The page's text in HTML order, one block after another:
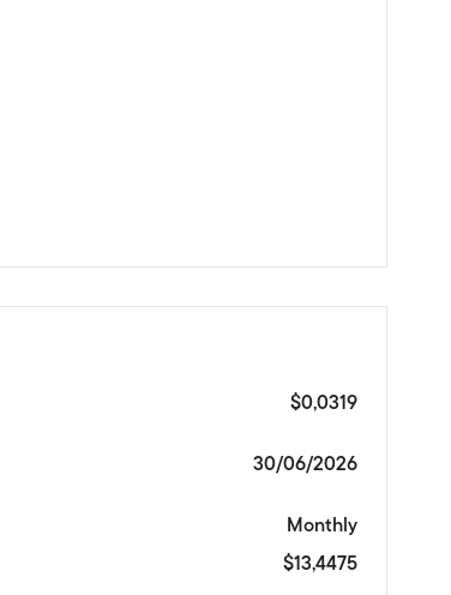
$0,0319
30/06/2026
Monthly
$13,4475